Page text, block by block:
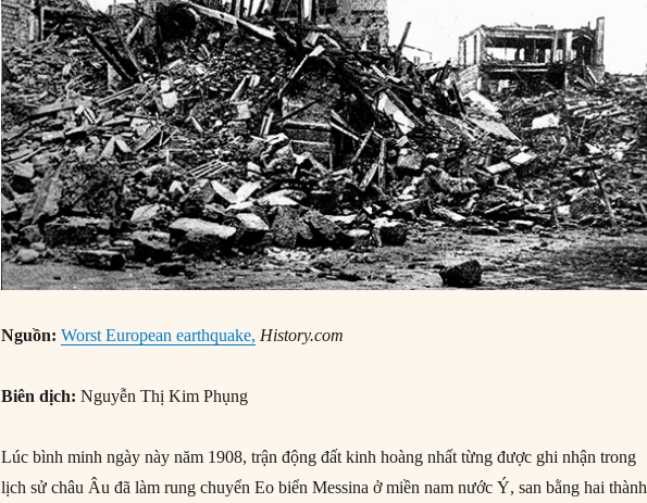
Nguồn: Worst European earthquake, History.com
Biên dịch: Nguyễn Thị Kim Phụng
Lúc bình minh ngày này năm 1908, trận động đất kinh hoàng nhất từng được ghi nhận trong
lịch sử châu Âu đã làm rung chuyển Eo biển Messina ở miền nam nước Ý, san bằng hai thành